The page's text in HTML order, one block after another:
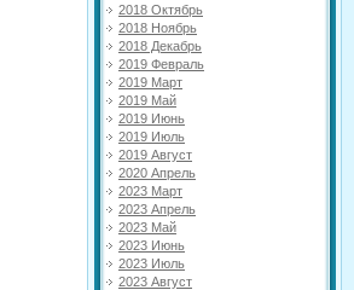
2018 Октябрь
2018 Ноябрь
2018 Декабрь
2019 Февраль
2019 Март
2019 Май
2019 Июнь
2019 Июль
2019 Август
2020 Апрель
2023 Март
2023 Апрель
2023 Май
2023 Июнь
2023 Июль
2023 Август